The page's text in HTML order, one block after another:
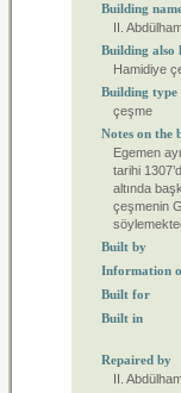
Building
II.
Building also
Hamidiye
Building type
çeşme
Notes on the
Egemen
tarihi
altında
çeşmenin
Built by
Information
Built for
Built in
Repaired by
II.